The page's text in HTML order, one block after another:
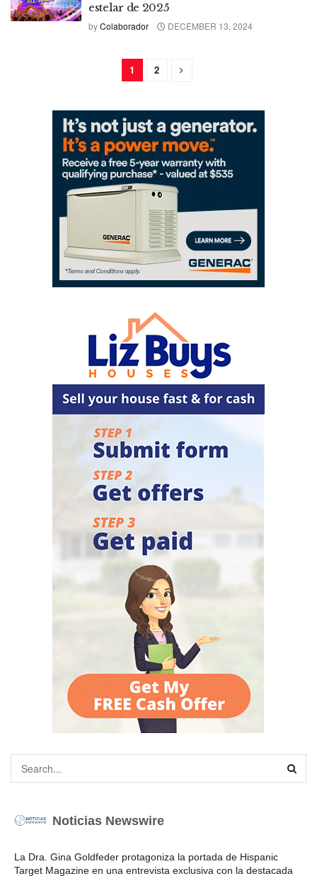
estelar de 2025
byColaborador DECEMBER 13, 2024
1 2
Noticias Newswire
La Dra. Gina Goldfeder protagoniza la portada de Hispanic
Target Magazine en una entrevista exclusiva con la destacada